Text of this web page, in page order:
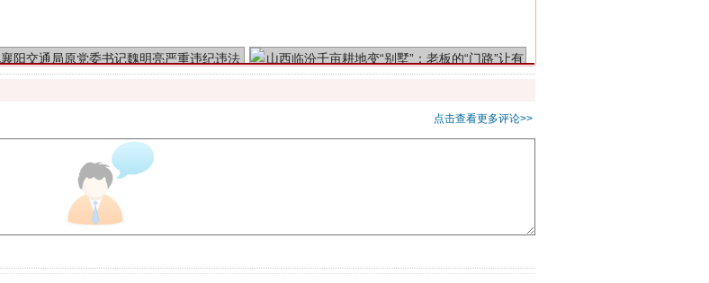
生物安全法正式实施 别拿“量子”当幌子
点击查看更多评论>>